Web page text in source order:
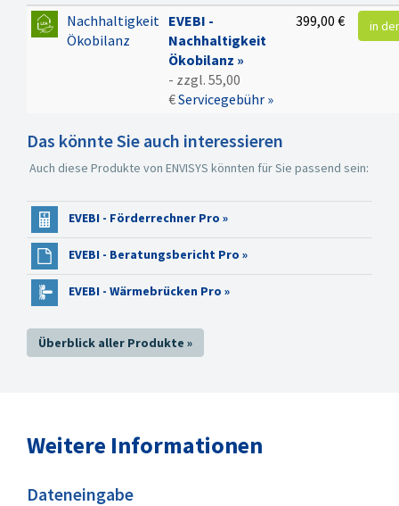
Die Ergebnisse werden
übersichtlich dargestellt und
erlauben Rückschlüsse auf
Projektanpassungen zur
Qualitätssiegels für
Siegel). Mit einfachem
Mausklick gelangt der
Anwender zu den Bauteilen
und Anlagen, die
nachgebessert werden sollen.
Ein Ergebnisbericht der
Lebenszyklusanalyse (LCA)
mit den wesentlichen Daten
für den Kunden bzw. auch zur
Funktionen der Ökobilanz-
Automatische
Nachhaltigkeit
Ökobilanz
EVEBI -
Nachhaltigkeit
Ökobilanz »
- zzgl. 55,00
€Servicegebühr »
399,00 € in
Das könnte Sie auch interessieren
Auch diese Produkte von ENVISYS könnten für Sie passend sein:
EVEBI - Förderrechner Pro »
EVEBI - Beratungsbericht Pro »
EVEBI - Wärmebrücken Pro »
Überblick aller Produkte »
Weitere Informationen
Dateneingabe